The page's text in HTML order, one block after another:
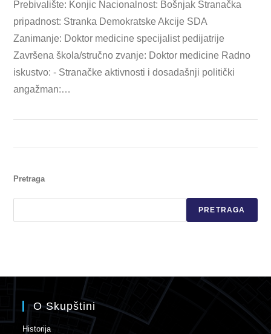
Prebivalište: Konjic Nacionalnost: Bošnjak Stranačka
pripadnost: Stranka Demokratske Akcije SDA
Zanimanje: Doktor medicine specijalist pedijatrije
Završena škola/stručno zvanje: Doktor medicine Radno
iskustvo: - Stranačke aktivnosti i dosadašnji politički
angažman:…
Pretraga
PRETRAGA
O Skupštini
Historija